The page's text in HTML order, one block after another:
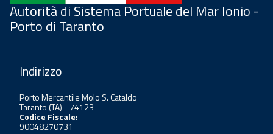
Autorità di Sistema Portuale del Mar Ionio -
Porto di Taranto
Indirizzo
Porto Mercantile Molo S. Cataldo
Taranto (TA) - 74123
Codice Fiscale:
90048270731